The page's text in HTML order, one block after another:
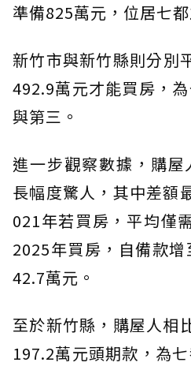
準備825萬元，位居七都
新竹市與新竹縣則分別
492.9萬元才能買房，
與第三。
進一步觀察數據，購
長幅度驚人，其中差額
021年若買房，平均僅
2025年買房，自備款
42.7萬元。
至於新竹縣，購屋人相
197.2萬元頭期款，為